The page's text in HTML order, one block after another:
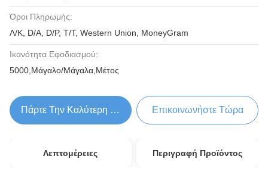
Όροι Πληρωμής:
Λ/Κ, D/A, D/P, T/T, Western Union, MoneyGram
Ικανότητα Εφοδιασμού:
5000,Μάγαλο/Μάγαλα,Μέτος
Πάρτε Την Καλύτερη Τιμή Επικοινωνήστε Τώρα
Λεπτομέρειες Περιγραφή Προϊόντος